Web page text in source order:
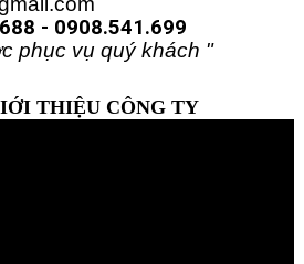
- 0908.541.699
phục vụ quý khách "
THIỆU CÔNG TY